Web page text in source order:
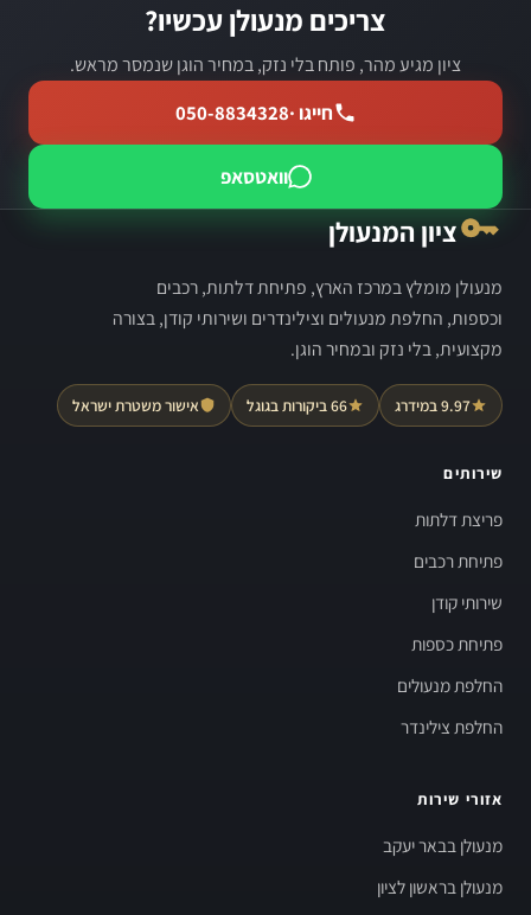
צריכים מנעולן עכשיו?
ציון מגיע מהר, פותח בלי נזק, במחיר הוגן שנמסר מראש.
חייגו ·050-8834328
וואטסאפ
ציון המנעולן
מנעולן מומלץ במרכז הארץ, פתיחת דלתות, רכבים
וכספות, החלפת מנעולים וצילינדרים ושירותי קודן, בצורה
מקצועית, בלי נזק ובמחיר הוגן.
9.97 במידרג 66 ביקורות בגוגל אישור משטרת ישראל
שירותים
פריצת דלתות
פתיחת רכבים
שירותי קודן
פתיחת כספות
החלפת מנעולים
החלפת צילינדר
אזורי שירות
מנעולן בבאר יעקב
מנעולן בראשון לציון